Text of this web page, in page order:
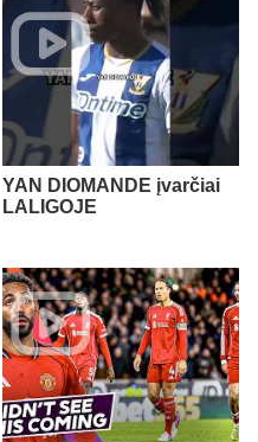
YAN DIOMANDE įvarčiai
LALIGOJE